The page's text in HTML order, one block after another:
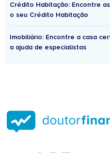
Crédito Habitação: Encontre
o seu Crédito Habitação
Imobiliário: Encontre a casa
a ajuda de especialistas